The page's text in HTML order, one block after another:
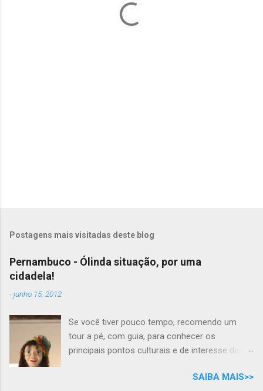
Postagens mais visitadas deste blog
Pernambuco - Ólinda situação, por uma
cidadela!
-junho 15, 2012
Se você tiver pouco tempo, recomendo um
tour a pé, com guia, para conhecer os
principais pontos culturais e de interesse desta
você tem todo o tempo do mundo, por que não
SAIBA MAIS>>